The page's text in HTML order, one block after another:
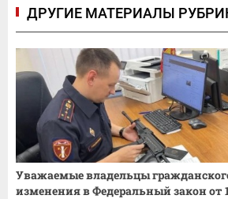
ДРУГИЕ МАТЕРИАЛЫ
Уважаемые владельцы
изменения в Федеральный закон от